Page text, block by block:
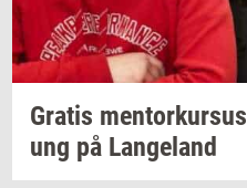
Gra­tis men­tor­kur­sus
ung på Lan­geland